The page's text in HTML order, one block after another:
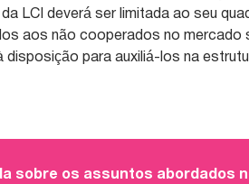
LCI deverá ser limitada ao seu
aos não cooperados no mercado
para auxiliá-los na
sobre os assuntos abordados